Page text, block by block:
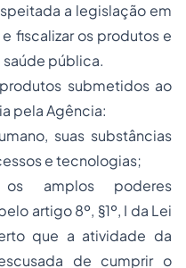
a legislação em
fiscalizar os produtos e
saúde pública.
submetidos ao
pela Agência:
suas substâncias
e tecnologias;
os amplos poderes
artigo 8º, §1º, I da Lei
que a atividade da
de cumprir o